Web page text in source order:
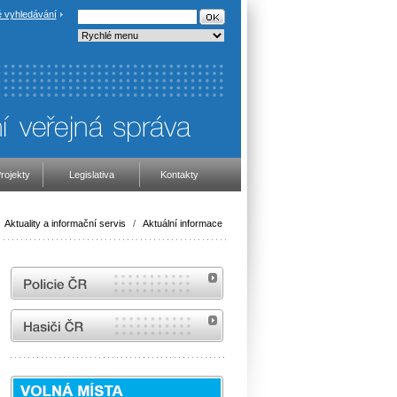
vyhledávání
Legislativa Kontakty
Aktuality a informační servis / Aktuální informace
internetové stránky Policie ČR
internetové stránky Hasiči ČR